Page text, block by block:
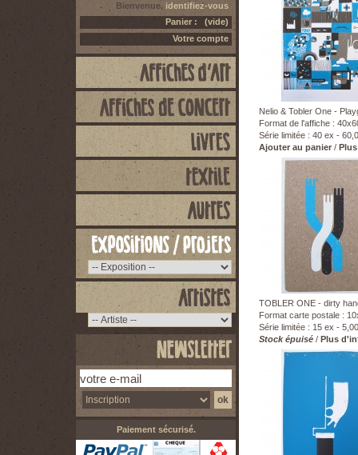
Bienvenue, identifiez-vous
Panier :
(vide)
Votre compte
Paiement sécurisé.
Nelio & Tobler One -
Format de l'affiche :
Série limitée : 40 ex -
Ajouter au panier /
TOBLER ONE - dirty
Format carte postale :
Série limitée : 15 ex -
Stock épuisé / Plus